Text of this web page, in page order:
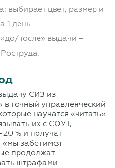
выбирает цвет, размер и
1 день.
после» выдачи –
СИЗ из
в точный управленческий
научатся «читать»
их с СОУТ,
% и получат
заботимся
продолжат
штрафами.